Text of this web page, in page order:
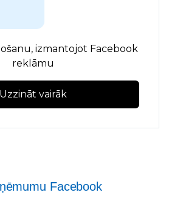
izmantojot Facebook
reklāmu
Uzzināt vairāk
Facebook